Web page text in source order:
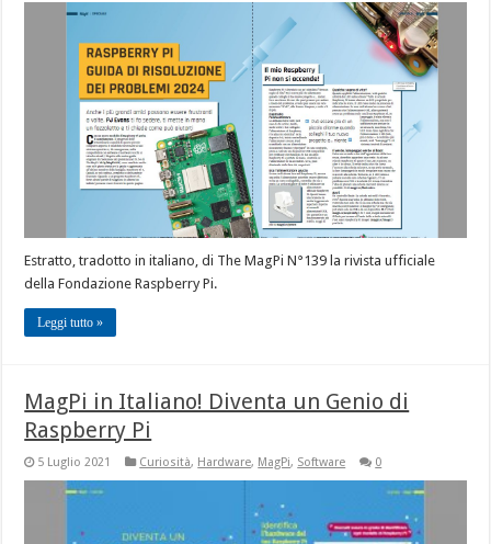
Estratto, tradotto in italiano, di The MagPi N°139 la rivista ufficiale
della Fondazione Raspberry Pi.
Leggi tutto »
MagPi in Italiano! Diventa un Genio di
Raspberry Pi
5 Luglio 2021 Curiosità, Hardware, MagPi, Software 0